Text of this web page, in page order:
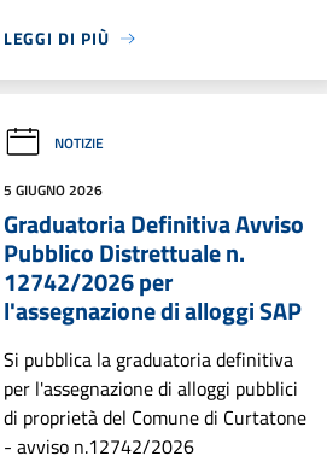
LEGGI DI PIÙ
NOTIZIE
5 GIUGNO 2026
Graduatoria Definitiva Avviso
Pubblico Distrettuale n.
12742/2026 per
l'assegnazione di alloggi SAP
Si pubblica la graduatoria definitiva
per l'assegnazione di alloggi pubblici
di proprietà del Comune di Curtatone
- avviso n.12742/2026